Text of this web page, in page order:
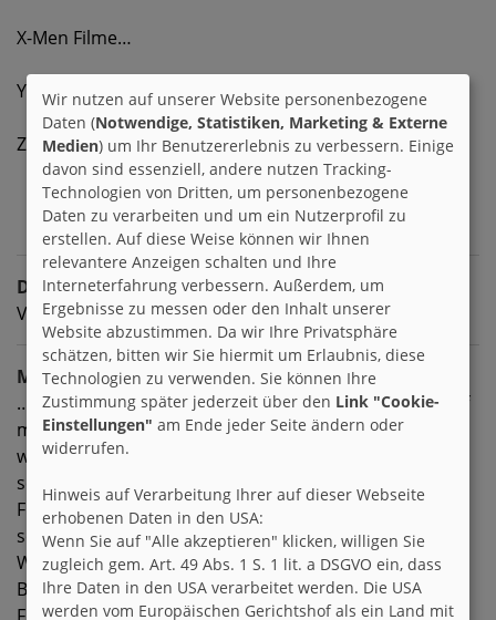
X-Men Filme…
Y….hmm?
Zeit haben für mich selbst und machen was ich will….
Dislikes
Vor-Urteile erleben, beobachten und selbst haben.
Meine Ziele
…echte Freundschaften entstehen nicht von heute auf
morgen. Und auch wenn so viele Menschen sich das
wünschen, einen guten Freund zu finden, entsteht nur
selten aus einer netten Bekanntschaft eine
Freundschaft. Das liegt daran, dass wir Prioritäten
setzen und täglich entscheiden was uns wichtig ist.
Wann immer also der Alltag wichtiger ist als diese
Bekanntschaft, kann sich keine echte schöne
Wir nutzen auf unserer Website personenbezogene
Daten (Notwendige, Statistiken, Marketing & Externe
Medien) um Ihr Benutzererlebnis zu verbessern. Einige
davon sind essenziell, andere nutzen Tracking-
Technologien von Dritten, um personenbezogene
Daten zu verarbeiten und um ein Nutzerprofil zu
erstellen. Auf diese Weise können wir Ihnen
relevantere Anzeigen schalten und Ihre
Interneterfahrung verbessern. Außerdem, um
Ergebnisse zu messen oder den Inhalt unserer
Website abzustimmen. Da wir Ihre Privatsphäre
schätzen, bitten wir Sie hiermit um Erlaubnis, diese
Technologien zu verwenden. Sie können Ihre
Zustimmung später jederzeit über den Link "Cookie-
Einstellungen" am Ende jeder Seite ändern oder
widerrufen.
Hinweis auf Verarbeitung Ihrer auf dieser Webseite
erhobenen Daten in den USA:
Wenn Sie auf "Alle akzeptieren" klicken, willigen Sie
zugleich gem. Art. 49 Abs. 1 S. 1 lit. a DSGVO ein, dass
Ihre Daten in den USA verarbeitet werden. Die USA
werden vom Europäischen Gerichtshof als ein Land mit